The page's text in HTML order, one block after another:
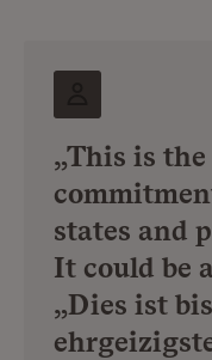
„This is
states and
It could be
„Dies ist